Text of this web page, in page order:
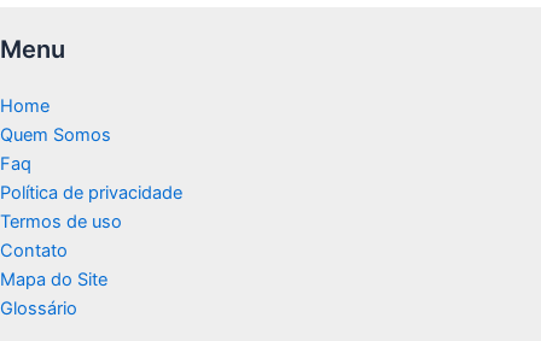
Menu
Home
Quem Somos
Faq
Política de privacidade
Termos de uso
Contato
Mapa do Site
Glossário